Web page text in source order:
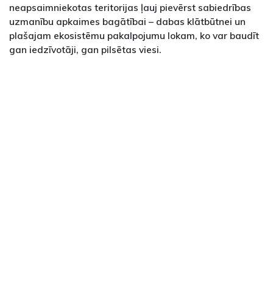
neapsaimniekotas teritorijas ļauj pievērst sabiedrības
uzmanību apkaimes bagātībai – dabas klātbūtnei un
plašajam ekosistēmu pakalpojumu lokam, ko var baudīt
gan iedzīvotāji, gan pilsētas viesi.